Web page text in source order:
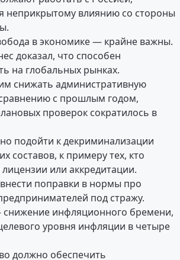
неприкрытому влиянию со стороны
в экономике — крайне важны.
доказал, что способен
на глобальных рынках.
снижать административную
с прошлым годом,
проверок сократилось в
подойти к декриминализации
составов, к примеру тех, кто
лицензии или аккредитации.
поправки в нормы про
под стражу.
инфляционного бремени,
уровня инфляции в четыре
должно обеспечить